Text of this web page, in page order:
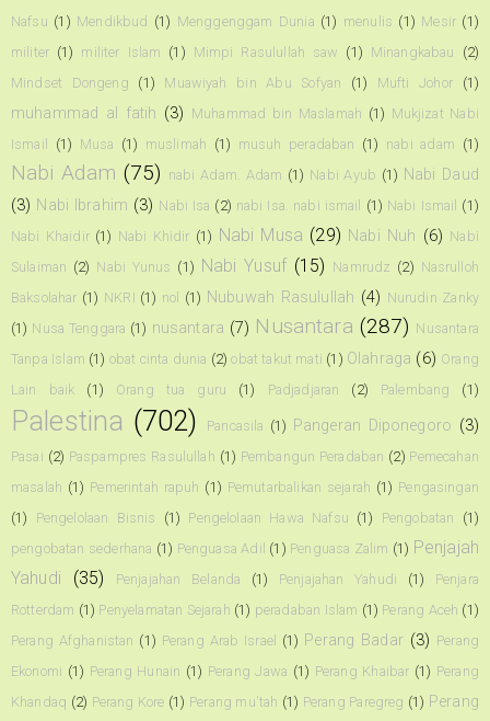
Nafsu (1) Mendikbud (1) Menggenggam Dunia (1) menulis (1) Mesir (1)
militer (1) militer Islam (1) Mimpi Rasulullah saw (1) Minangkabau
(2)
Mindset Dongeng
(1) Muawiyah bin Abu Sofyan (1) Mufti Johor (1)
muhammad al fatih (3) Muhammad bin Maslamah (1) Mukjizat Nabi
Ismail
(1) Musa (1) muslimah (1) musuh peradaban (1) nabi adam (1)
Nabi Adam (75) nabi Adam. Adam (1) Nabi Ayub (1) Nabi Daud
(3) Nabi Ibrahim (3) Nabi Isa (2) nabi Isa. nabi ismail (1) Nabi Ismail (1)
Nabi Khaidir (1) Nabi Khidir (1) Nabi Musa (29) Nabi Nuh (6) Nabi
Sulaiman (2) Nabi Yunus (1) Nabi Yusuf (15) Namrudz (2) Nasrulloh
Baksolahar (1) NKRI (1) nol (1) Nubuwah Rasulullah (4) Nurudin Zanky
(1) Nusa Tenggara (1) nusantara (7) Nusantara (287) Nusantara
Tanpa Islam (1) obat cinta dunia (2) obat takut mati (1) Olahraga (6) Orang
Lain baik
(1) Orang tua guru (1) Padjadjaran (2) Palembang (1)
Palestina (702) Pancasila (1) Pangeran Diponegoro (3)
Pasai (2) Paspampres Rasulullah (1) Pembangun Peradaban (2) Pemecahan
masalah (1) Pemerintah rapuh (1) Pemutarbalikan sejarah (1) Pengasingan
(1)
Pengelolaan Bisnis (1) Pengelolaan Hawa Nafsu (1) Pengobatan
(1)
pengobatan sederhana (1) Penguasa Adil (1) Penguasa Zalim (1) Penjajah
Yahudi
(35) Penjajahan Belanda (1) Penjajahan Yahudi (1)
Penjara
Rotterdam (1) Penyelamatan Sejarah (1) peradaban Islam (1) Perang Aceh (1)
Perang Afghanistan (1) Perang Arab Israel (1) Perang Badar (3) Perang
Ekonomi (1) Perang Hunain (1) Perang Jawa (1) Perang Khaibar (1) Perang
Khandaq (2) Perang Kore (1) Perang mu'tah (1) Perang Paregreg (1) Perang